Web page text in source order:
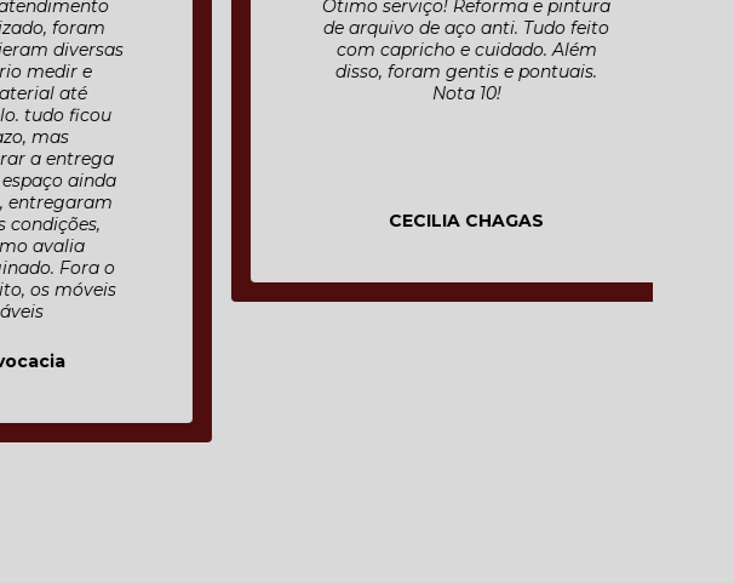
e
ficou
ainda
o
Ótimo serviço! Reforma e pintura
de arquivo de aço anti. Tudo feito
com capricho e cuidado. Além
disso, foram gentis e pontuais.
Nota 10!
CECILIA CHAGAS